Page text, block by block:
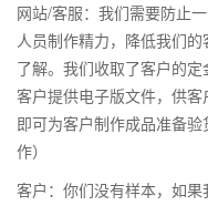
网站/客服：我们需要防止
人员制作精力，降低我们
了解。我们收取了客户的
客户提供电子版文件，供
即可为客户制作成品准备
作）
客户：你们没有样本，如果